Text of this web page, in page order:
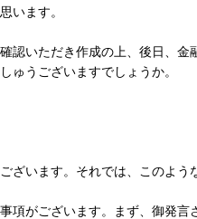
います。
認いただき作成の上、後日、金
ゅうございますでしょうか。
います。それでは、このよう
項がございます。まず、御発言